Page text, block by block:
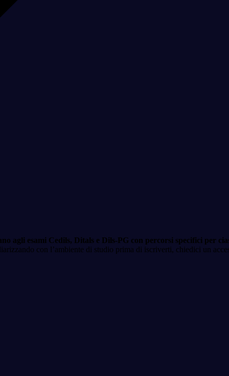
agli esami Cedils, Ditals e Dils-PG con percorsi specifici per
con l’ambiente di studio prima di iscriverti, chiedici un